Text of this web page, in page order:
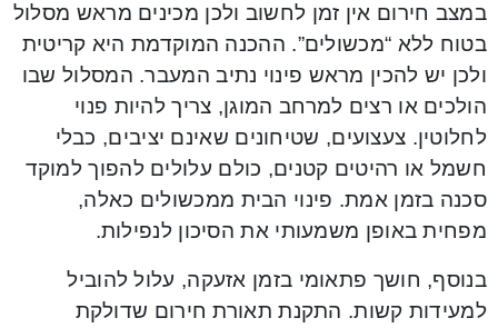
במצב חירום אין זמן לחשוב ולכן מכינים מראש מסלול
בטוח ללא “מכשולים”. ההכנה המוקדמת היא קריטית
ולכן יש להכין מראש פינוי נתיב המעבר. המסלול שבו
הולכים או רצים למרחב המוגן, צריך להיות פנוי
לחלוטין. צעצועים, שטיחונים שאינם יציבים, כבלי
חשמל או רהיטים קטנים, כולם עלולים להפוך למוקד
סכנה בזמן אמת. פינוי הבית ממכשולים כאלה,
מפחית באופן משמעותי את הסיכון לנפילות.
בנוסף, חושך פתאומי בזמן אזעקה, עלול להוביל
למעידות קשות. התקנת תאורת חירום שדולקת